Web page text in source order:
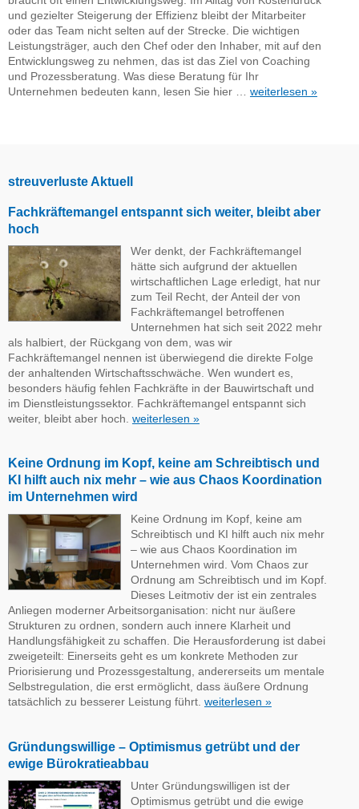
und gezielter Steigerung der Effizienz bleibt der Mitarbeiter
oder das Team nicht selten auf der Strecke. Die wichtigen
Leistungsträger, auch den Chef oder den Inhaber, mit auf den
Entwicklungsweg zu nehmen, das ist das Ziel von Coaching
und Prozessberatung. Was diese Beratung für Ihr
Unternehmen bedeuten kann, lesen Sie hier … weiterlesen »
streuverluste Aktuell
Fachkräftemangel entspannt sich weiter, bleibt aber
hoch
Wer denkt, der Fachkräftemangel
hätte sich aufgrund der aktuellen
wirtschaftlichen Lage erledigt, hat nur
zum Teil Recht, der Anteil der von
Fachkräftemangel betroffenen
Unternehmen hat sich seit 2022 mehr
als halbiert, der Rückgang von dem, was wir
Fachkräftemangel nennen ist überwiegend die direkte Folge
der anhaltenden Wirtschaftsschwäche. Wen wundert es,
besonders häufig fehlen Fachkräfte in der Bauwirtschaft und
im Dienstleistungssektor. Fachkräftemangel entspannt sich
weiter, bleibt aber hoch. weiterlesen »
Keine Ordnung im Kopf, keine am Schreibtisch und
KI hilft auch nix mehr – wie aus Chaos Koordination
im Unternehmen wird
Keine Ordnung im Kopf, keine am
Schreibtisch und KI hilft auch nix mehr
– wie aus Chaos Koordination im
Unternehmen wird. Vom Chaos zur
Ordnung am Schreibtisch und im Kopf.
Dieses Leitmotiv der ist ein zentrales
Anliegen moderner Arbeitsorganisation: nicht nur äußere
Strukturen zu ordnen, sondern auch innere Klarheit und
Handlungsfähigkeit zu schaffen. Die Herausforderung ist dabei
zweigeteilt: Einerseits geht es um konkrete Methoden zur
Priorisierung und Prozessgestaltung, andererseits um mentale
Selbstregulation, die erst ermöglicht, dass äußere Ordnung
tatsächlich zu besserer Leistung führt. weiterlesen »
Gründungswillige – Optimismus getrübt und der
ewige Bürokratieabbau
Unter Gründungswilligen ist der
Optimismus getrübt und die ewige